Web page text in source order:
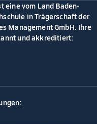
eine vom Land Baden-
in Trägerschaft der
Management GmbH. Ihre
und akkreditiert: